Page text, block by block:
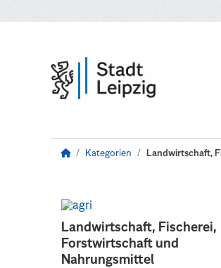
Kategorien Landwirtschaft,
Landwirtschaft, Fischerei,
Forstwirtschaft und
Nahrungsmittel